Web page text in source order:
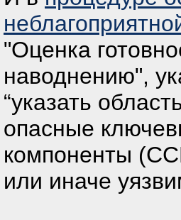
"Оценка
наводнению",
“указать
опасные
компоненты
или иначе